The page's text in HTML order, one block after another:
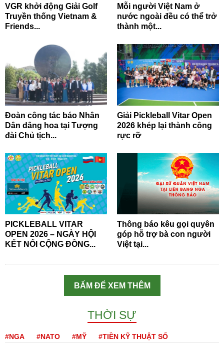
VGR khởi động Giải Golf
Truyền thống Vietnam &
Friends...
Mỗi người Việt Nam ở
nước ngoài đều có thể trở
thành một...
Đoàn công tác báo Nhân
Dân dâng hoa tại Tượng
đài Chủ tịch...
Giải Pickleball Vitar Open
2026 khép lại thành công
rực rỡ
PICKLEBALL VITAR
OPEN 2026 – NGÀY HỘI
KẾT NỐI CỘNG ĐỒNG...
Thông báo kêu gọi quyên
góp hỗ trợ bà con người
Việt tại...
BẤM ĐỂ XEM THÊM
THỜI SỰ
#NGA #NATO #MỸ #TIỀN KỸ THUẬT SỐ